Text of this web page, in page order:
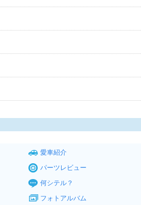
愛車紹介
パーツレビュー
何シテル？
フォトアルバム